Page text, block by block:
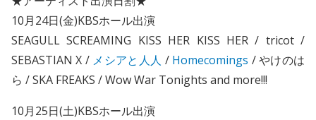
10月24日(金)KBSホール出演
SEAGULL SCREAMING KISS HER KISS HER / tricot /
SEBASTIAN X / メシアと人人 / Homecomings / やけのは
ら / SKA FREAKS / Wow War Tonights and more!!!
10月25日(土)KBSホール出演